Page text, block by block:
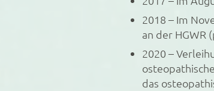
2018 – Im
an der HGWR
2020 –
das